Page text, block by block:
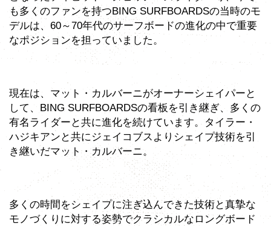
も多くのファンを持つBING SURFBOARDSの当時のモ
デルは、60～70年代のサーフボードの進化の中で重要
なポジションを担っていました。
現在は、マット・カルバーニがオーナーシェイパーと
して、BING SURFBOARDSの看板を引き継ぎ、多くの
有名ライダーと共に進化を続けています。タイラー・
ハジキアンと共にジェイコブスよりシェイプ技術を引
き継いだマット・カルバーニ。
多くの時間をシェイプに注ぎ込んできた技術と真摯な
モノづくりに対する姿勢でクラシカルなロングボード